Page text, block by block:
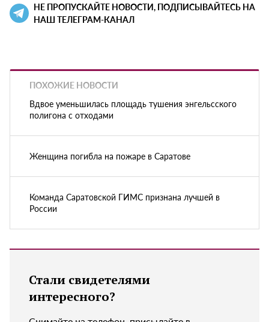
НЕ ПРОПУСКАЙТЕ НОВОСТИ, ПОДПИСЫВАЙТЕСЬ НА
НАШ ТЕЛЕГРАМ-КАНАЛ
ПОХОЖИЕ НОВОСТИ
Вдвое уменьшилась площадь тушения энгельсского
полигона с отходами
Женщина погибла на пожаре в Саратове
Команда Саратовской ГИМС признана лучшей в
России
Стали свидетелями
интересного?